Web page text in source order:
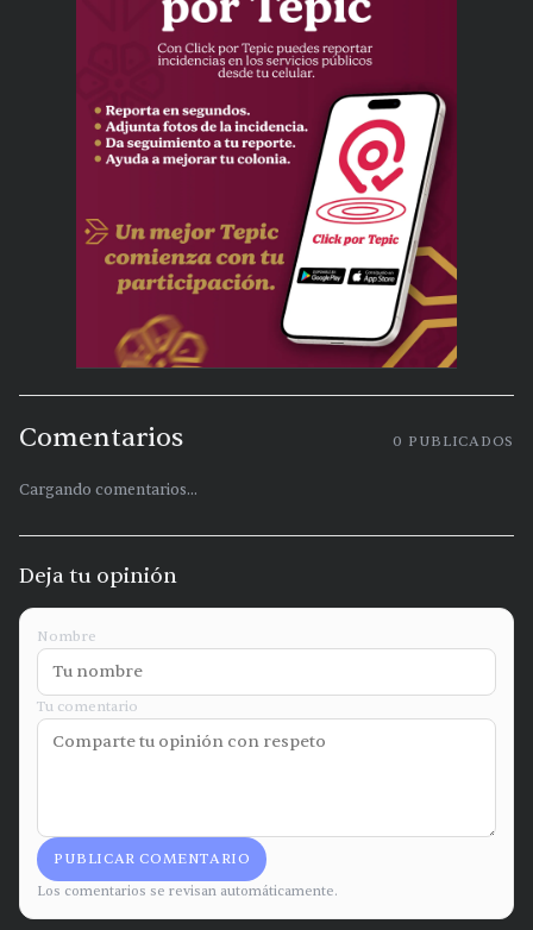
Comentarios 0 PUBLICADOS
Cargando comentarios...
Deja tu opinión
Nombre
Tu comentario
PUBLICAR COMENTARIO
Los comentarios se revisan automáticamente.